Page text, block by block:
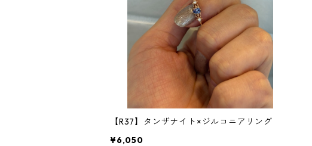
【R37】タンザナイト×ジルコニアリング
¥6,050